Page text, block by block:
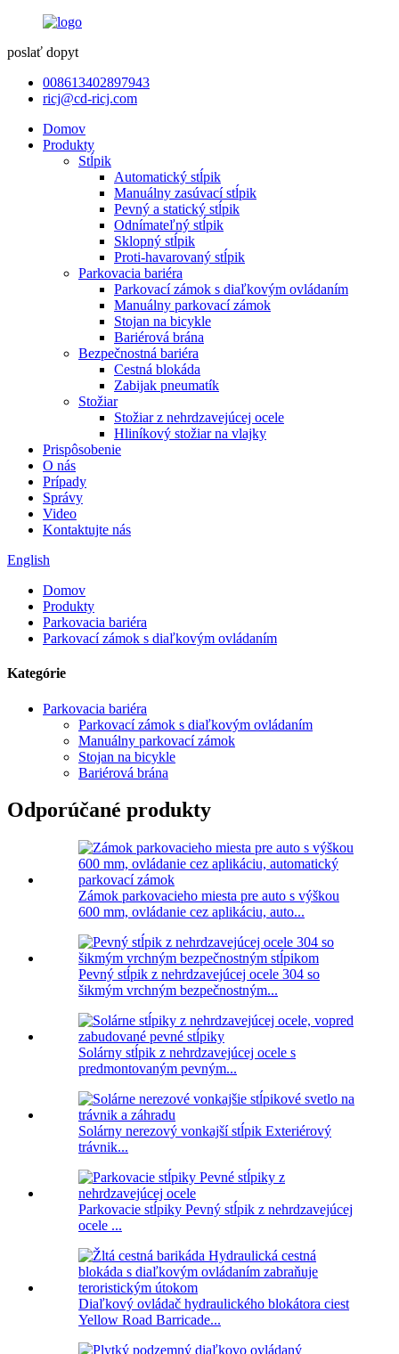
poslať dopyt
008613402897943
ricj@cd-ricj.com
Domov
Produkty
Stĺpik
Automatický stĺpik
Manuálny zasúvací stĺpik
Pevný a statický stĺpik
Odnímateľný stĺpik
Sklopný stĺpik
Proti-havarovaný stĺpik
Parkovacia bariéra
Parkovací zámok s diaľkovým ovládaním
Manuálny parkovací zámok
Stojan na bicykle
Bariérová brána
Bezpečnostná bariéra
Cestná blokáda
Zabijak pneumatík
Stožiar
Stožiar z nehrdzavejúcej ocele
Hliníkový stožiar na vlajky
Prispôsobenie
O nás
Prípady
Správy
Video
Kontaktujte nás
English
Domov
Produkty
Parkovacia bariéra
Parkovací zámok s diaľkovým ovládaním
Kategórie
Parkovacia bariéra
Parkovací zámok s diaľkovým ovládaním
Manuálny parkovací zámok
Stojan na bicykle
Bariérová brána
Odporúčané produkty
Zámok parkovacieho miesta pre auto s výškou
600 mm, ovládanie cez aplikáciu, auto...
Pevný stĺpik z nehrdzavejúcej ocele 304 so
šikmým vrchným bezpečnostným...
Solárny stĺpik z nehrdzavejúcej ocele s
predmontovaným pevným...
Solárny nerezový vonkajší stĺpik Exteriérový
trávnik...
Parkovacie stĺpiky Pevný stĺpik z nehrdzavejúcej
ocele ...
Diaľkový ovládač hydraulického blokátora ciest
Yellow Road Barricade...